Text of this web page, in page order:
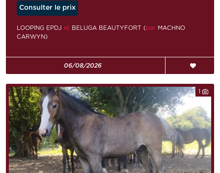
Consulter le prix
LOOPING EPDJ et BELUGA BEAUTYFORT (par MACHNO
CARWYN)
06/08/2026
1